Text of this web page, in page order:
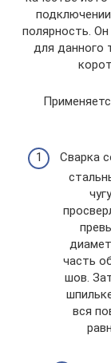
полярность.
для данного
Сварка
часть
шов.
вся